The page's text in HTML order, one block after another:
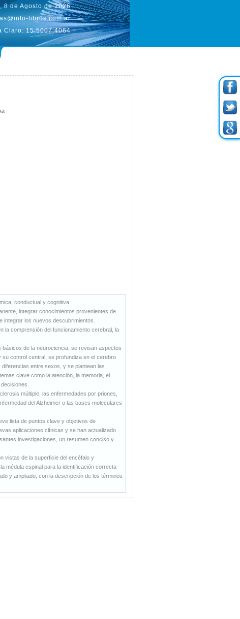
8 de Agosto de 2026
libros.com.ar
Claro: 15.5007.4064
conductual y cognitiva.
integrar conocimientos provenientes de
los nuevos descubrimientos.
la comprensión del funcionamiento cerebral, la
de la neurociencia, se revisan aspectos
control central, se profundiza en el cerebro
entre sexos, y se plantean las
clave como la atención, la memoria, el
múltiple, las enfermedades por priones,
del Alzheimer o las bases moleculares
lista de puntos clave y objetivos de
aplicaciones clínicas y se han actualizado
investigaciones, un resumen conciso y
vistas de la superficie del encéfalo y
médula espinal para la identificación correcta
y ampliado, con la descripción de los términos